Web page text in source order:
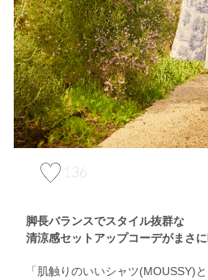
136
脚長バランスでスタイル抜群な
清涼感セットアップコーデがまさに
「肌触りのいいシャツ(MOUSSY)